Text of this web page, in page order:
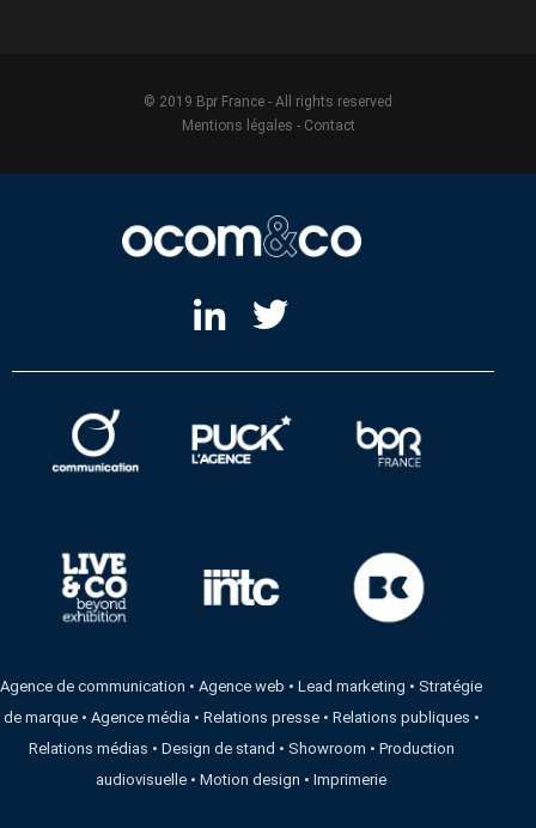
© 2019 Bpr France - All rights reserved
Mentions légales - Contact
Agence de communication •Agence web •Lead marketing • Stratégie
de marque• Agence média • Relations presse• Relations publiques •
Relations médias • Design de stand • Showroom • Production
audiovisuelle •Motion design •Imprimerie